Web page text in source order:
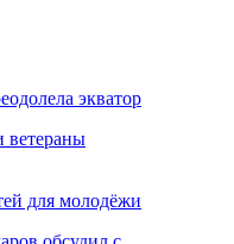
экватор
ветераны
для молодёжи